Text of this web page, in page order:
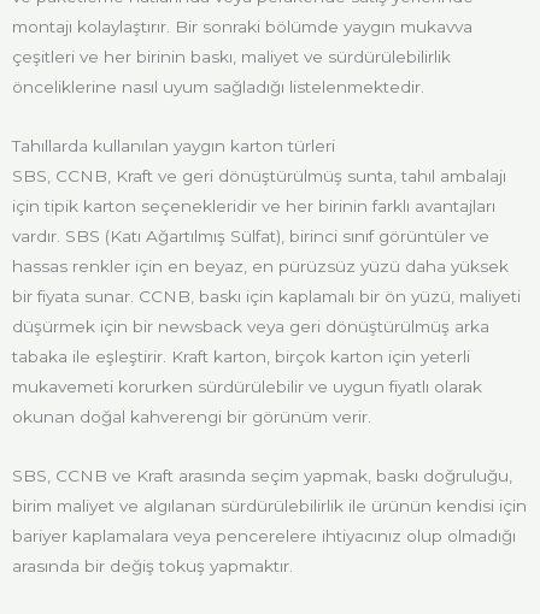
montajı kolaylaştırır. Bir sonraki bölümde yaygın mukavva
çeşitleri ve her birinin baskı, maliyet ve sürdürülebilirlik
önceliklerine nasıl uyum sağladığı listelenmektedir.
Tahıllarda kullanılan yaygın karton türleri
SBS, CCNB, Kraft ve geri dönüştürülmüş sunta, tahıl ambalajı
için tipik karton seçenekleridir ve her birinin farklı avantajları
vardır. SBS (Katı Ağartılmış Sülfat), birinci sınıf görüntüler ve
hassas renkler için en beyaz, en pürüzsüz yüzü daha yüksek
bir fiyata sunar. CCNB, baskı için kaplamalı bir ön yüzü, maliyeti
düşürmek için bir newsback veya geri dönüştürülmüş arka
tabaka ile eşleştirir. Kraft karton, birçok karton için yeterli
mukavemeti korurken sürdürülebilir ve uygun fiyatlı olarak
okunan doğal kahverengi bir görünüm verir.
SBS, CCNB ve Kraft arasında seçim yapmak, baskı doğruluğu,
birim maliyet ve algılanan sürdürülebilirlik ile ürünün kendisi için
bariyer kaplamalara veya pencerelere ihtiyacınız olup olmadığı
arasında bir değiş tokuş yapmaktır.